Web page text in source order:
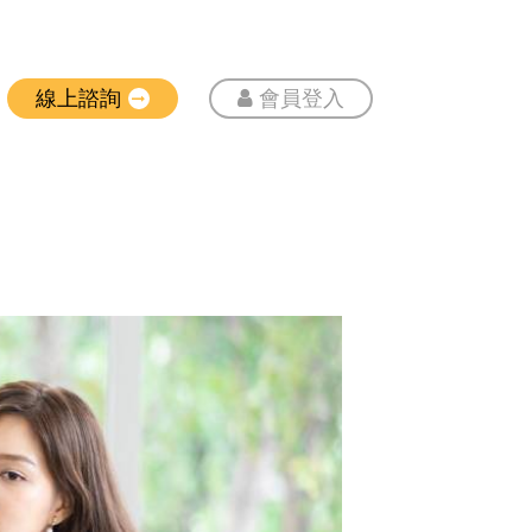
線上諮詢 會員登入